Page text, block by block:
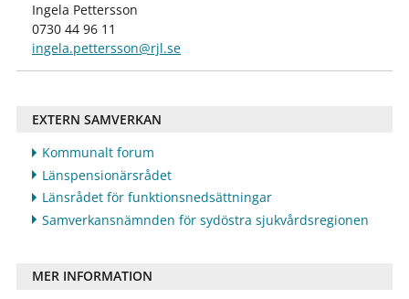
Ingela Pettersson
0730 44 96 11
ingela.pettersson@rjl.se
EXTERN SAMVERKAN
Kommunalt forum
Länspensionärsrådet
Länsrådet för funktionsnedsättningar
Samverkansnämnden för sydöstra sjukvårdsregionen
MER INFORMATION